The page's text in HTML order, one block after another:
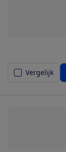
Vergelijk